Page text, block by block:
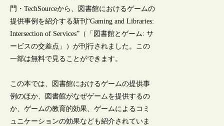
門・TechSourceから、図書館におけるゲームの
提供事例を紹介する新刊“Gaming and Libraries:
Intersection of Services”（「図書館とゲーム: サ
ービスの交差点」）が刊行されました。この
一部は無料で見ることができます。
この本では、図書館におけるゲームの提供事
例のほか、図書館がなぜゲームを提供するの
か、ゲームの教育的効果、ゲームによるコミ
ュニケーションの効果なども紹介されていま